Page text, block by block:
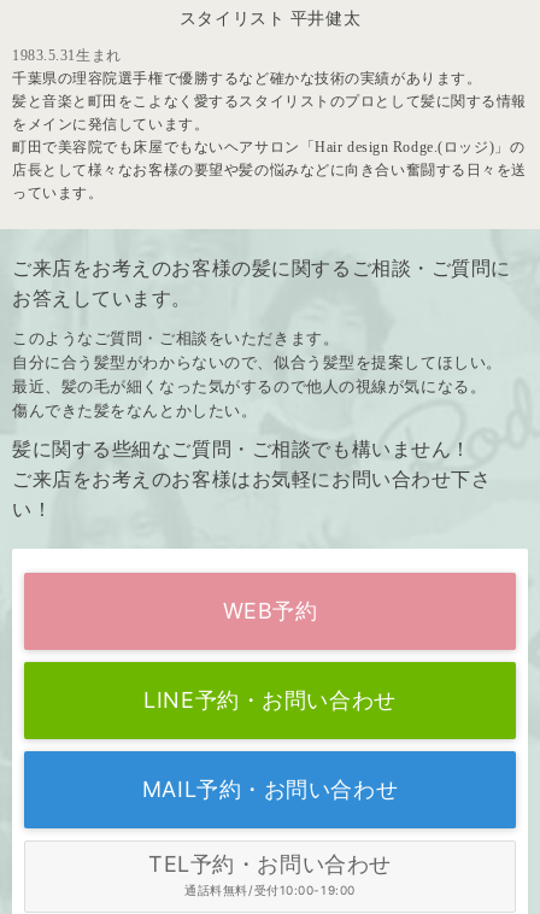
スタイリスト 平井健太
1983.5.31生まれ
千葉県の理容院選手権で優勝するなど確かな技術の実績があります。
髪と音楽と町田をこよなく愛するスタイリストのプロとして髪に関する情報
をメインに発信しています。
町田で美容院でも床屋でもないヘアサロン「Hair design Rodge.(ロッジ)」の
店長として様々なお客様の要望や髪の悩みなどに向き合い奮闘する日々を送
っています。
ご来店をお考えのお客様の髪に関するご相談・ご質問に
お答えしています。
このようなご質問・ご相談をいただきます。
自分に合う髪型がわからないので、似合う髪型を提案してほしい。
最近、髪の毛が細くなった気がするので他人の視線が気になる。
傷んできた髪をなんとかしたい。
髪に関する些細なご質問・ご相談でも構いません！
ご来店をお考えのお客様はお気軽にお問い合わせ下さ
い！
WEB予約
LINE予約・お問い合わせ
MAIL予約・お問い合わせ
TEL予約・お問い合わせ
通話料無料/受付10:00-19:00